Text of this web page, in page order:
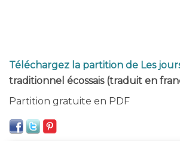
Téléchargez la partition de Les
traditionnel écossais (traduit en
Partition gratuite en PDF